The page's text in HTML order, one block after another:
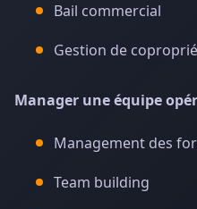
Bail commercial
Gestion de
Manager une équipe
Management des
Team building